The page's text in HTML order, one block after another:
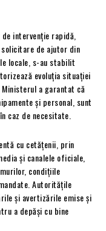
intervenție rapidă,
de ajutor din
locale, s-au stabilit
evoluția situației
a garantat că
și personal, sunt
caz de necesitate.
cu cetățenii, prin
și canalele oficiale,
condițiile
Autoritățile
și avertizările emise și
a depăși cu bine